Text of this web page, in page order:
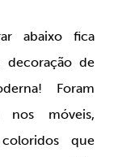
abaixo fica
de
Foram
móveis,
que